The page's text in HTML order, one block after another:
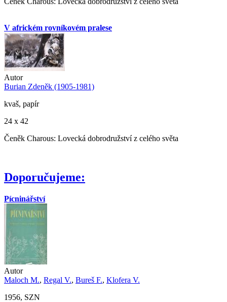
V africkém rovníkovém pralese
Autor
Burian Zdeněk (1905-1981)
kvaš, papír
24 x 42
Čeněk Charous: Lovecká dobrodružství z celého světa
Doporučujeme:
Pícninářství
Autor
Maloch M., Regal V., Bureš F., Klofera V.
1956, SZN